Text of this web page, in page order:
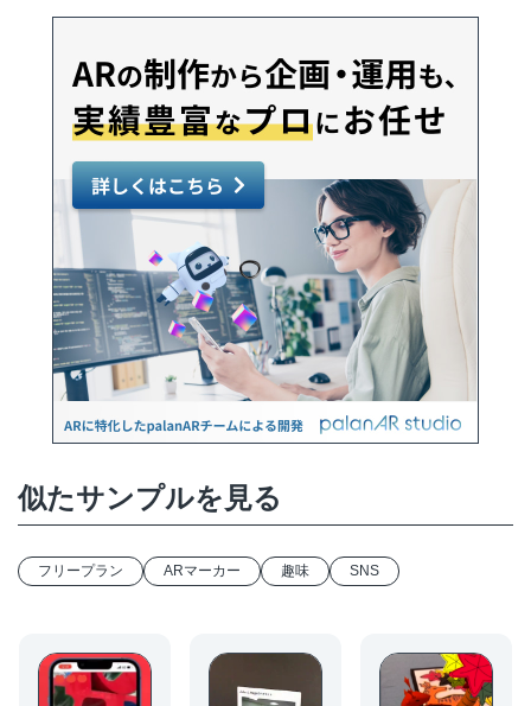
似たサンプルを見る
フリープラン ARマーカー 趣味 SNS